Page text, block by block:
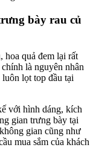
bày rau củ
hoa quả đem lại rất
là nguyên nhân
luôn lọt top đầu tại
với hình dáng, kích
gian trưng bày tại
gian cũng như
mua sắm của khách